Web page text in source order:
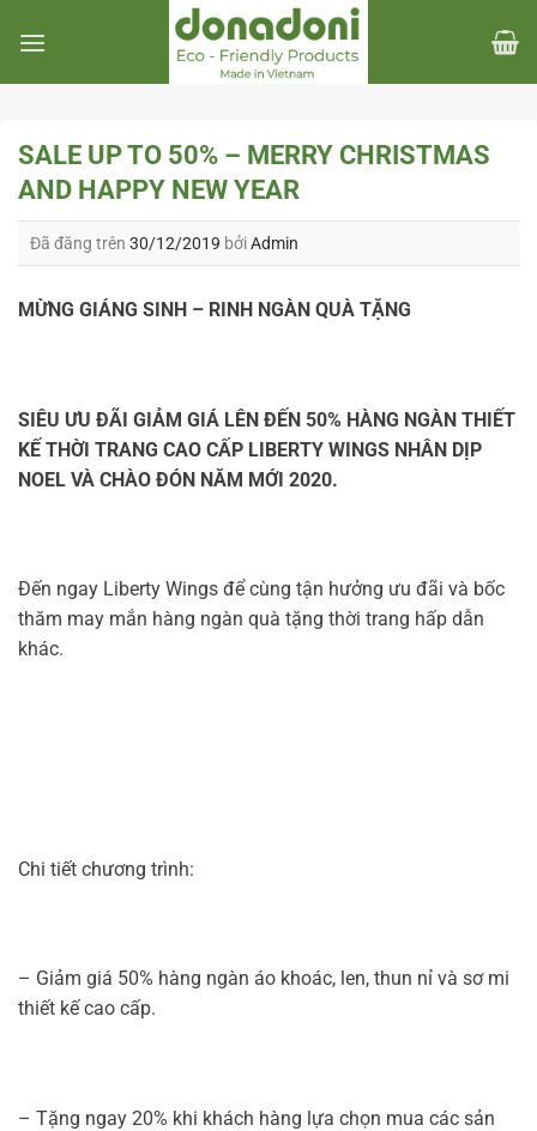
đến
SALE UP TO 50% – MERRY CHRISTMAS
AND HAPPY NEW YEAR
Đã đăng trên 30/12/2019 bởiAdmin
MỪNG GIÁNG SINH – RINH NGÀN QUÀ TẶNG
SIÊU ƯU ĐÃI GIẢM GIÁ LÊN ĐẾN 50% HÀNG NGÀN THIẾT
KẾ THỜI TRANG CAO CẤP LIBERTY WINGS NHÂN DỊP
NOEL VÀ CHÀO ĐÓN NĂM MỚI 2020.
Đến ngay Liberty Wings để cùng tận hưởng ưu đãi và bốc
thăm may mắn hàng ngàn quà tặng thời trang hấp dẫn
khác.
Chi tiết chương trình:
– Giảm giá 50% hàng ngàn áo khoác, len, thun nỉ và sơ mi
thiết kế cao cấp.
– Tặng ngay 20% khi khách hàng lựa chọn mua các sản